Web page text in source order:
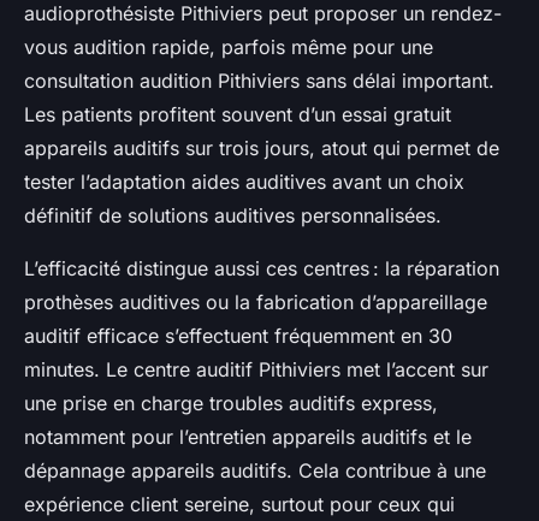
audioprothésiste Pithiviers peut proposer un rendez-
vous audition rapide, parfois même pour une
consultation audition Pithiviers sans délai important.
Les patients profitent souvent d’un essai gratuit
appareils auditifs sur trois jours, atout qui permet de
tester l’adaptation aides auditives avant un choix
définitif de solutions auditives personnalisées.
L’efficacité distingue aussi ces centres : la réparation
prothèses auditives ou la fabrication d’appareillage
auditif efficace s’effectuent fréquemment en 30
minutes. Le centre auditif Pithiviers met l’accent sur
une prise en charge troubles auditifs express,
notamment pour l’entretien appareils auditifs et le
dépannage appareils auditifs. Cela contribue à une
expérience client sereine, surtout pour ceux qui